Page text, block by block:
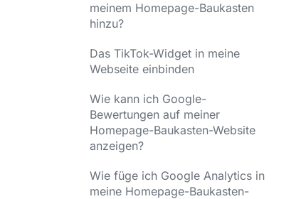
meinem Homepage-Baukasten
hinzu?
Das TikTok-Widget in meine
Webseite einbinden
Wie kann ich Google-
Bewertungen auf meiner
Homepage-Baukasten-Website
anzeigen?
Wie füge ich Google Analytics in
meine Homepage-Baukasten-